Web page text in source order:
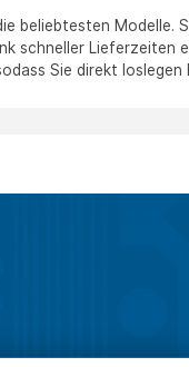
beliebtesten Modelle.
schneller Lieferzeiten
Sie direkt loslegen